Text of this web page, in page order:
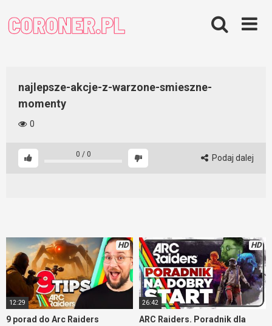
content
najlepsze-akcje-z-warzone-smieszne-
momenty
0
0 / 0 Podaj dalej
HD
12:29
9 porad do Arc Raiders
HD
26:42
ARC Raiders. Poradnik dla